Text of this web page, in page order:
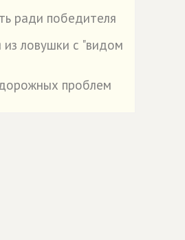
ради победителя
из ловушки с "видом
проблем